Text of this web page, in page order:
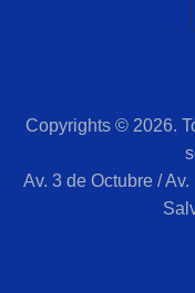
Copyrights © 2026.
Av. 3 de Octubre /